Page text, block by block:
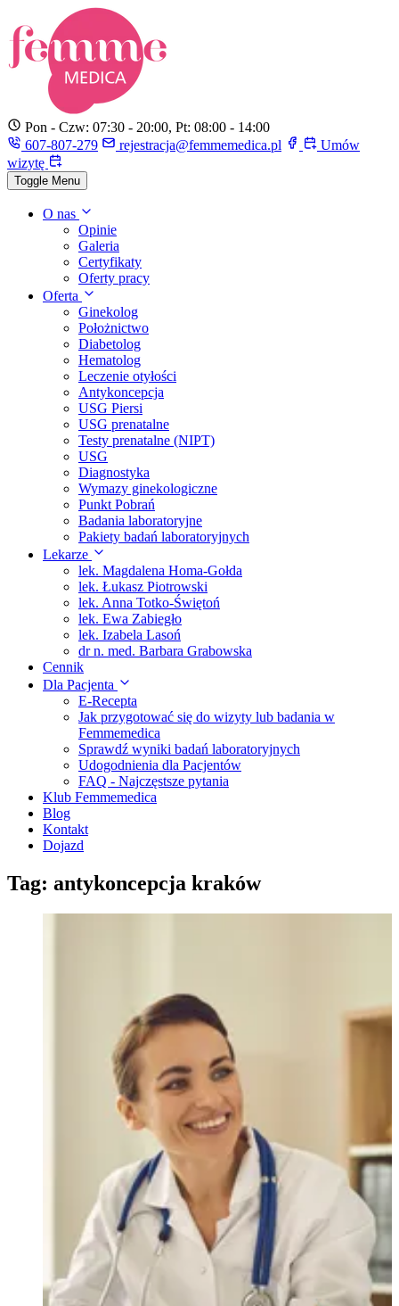
Pon - Czw: 07:30 - 20:00, Pt: 08:00 - 14:00
607-807-279
rejestracja@femmemedica.pl
Umów
wizytę
Toggle Menu
O nas
Opinie
Galeria
Certyfikaty
Oferty pracy
Oferta
Ginekolog
Położnictwo
Diabetolog
Hematolog
Leczenie otyłości
Antykoncepcja
USG Piersi
USG prenatalne
Testy prenatalne (NIPT)
USG
Diagnostyka
Wymazy ginekologiczne
Punkt Pobrań
Badania laboratoryjne
Pakiety badań laboratoryjnych
Lekarze
lek. Magdalena Homa-Gołda
lek. Łukasz Piotrowski
lek. Anna Totko-Świętoń
lek. Ewa Zabiegło
lek. Izabela Lasoń
dr n. med. Barbara Grabowska
Cennik
Dla Pacjenta
E-Recepta
Jak przygotować się do wizyty lub badania w
Femmemedica
Sprawdź wyniki badań laboratoryjnych
Udogodnienia dla Pacjentów
FAQ - Najczęstsze pytania
Klub Femmemedica
Blog
Kontakt
Dojazd
Tag: antykoncepcja kraków